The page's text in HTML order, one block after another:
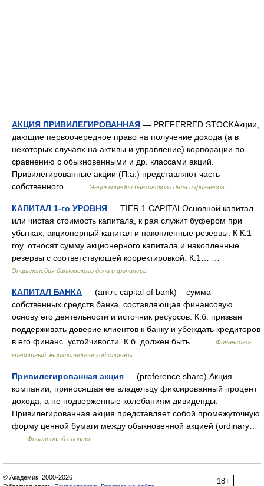
АКЦИЯ ПРИВИЛЕГИРОВАННАЯ — PREFERRED STOCKАкции,
дающие первоочередное право на получение дохода (а в
некоторых случаях на активы и управление) корпорации по
сравнению с обыкновенными и др. классами акций.
Привилегированные акции (П.а.) представляют часть
собственного… …
Энциклопедия банковского дела и финансов
КАПИТАЛ 1-го УРОВНЯ — TIER 1 CAPITALОсновной капитал
или чистая стоимость капитала, к рая служит буфером при
убытках; акционерный капитал и накопленные резервы. К К.1
гоу. относят сумму акционерного капитала и накопленные
резервы с соответствующей корректировкой. К.1… …
Энциклопедия банковского дела и финансов
КАПИТАЛ БАНКА — (англ. capital of bank) – сумма
собственных средств банка, составляющая финансовую
основу его деятельности и источник ресурсов. К.б. призван
поддерживать доверие клиентов к банку и убеждать кредиторов
в его финанс. устойчивости. К.б. должен быть… …
Финансово-
кредитный энциклопедический словарь
Привилегированная акция — (preference share) Акция
компании, приносящая ее владельцу фиксированный процент
дохода, а не подверженные колебаниям дивиденды.
Привилегированная акция представляет собой промежуточную
форму ценной бумаги между обыкновенной акцией (ordinary…
Финансовый словарь
18+
© Академик, 2000-2026